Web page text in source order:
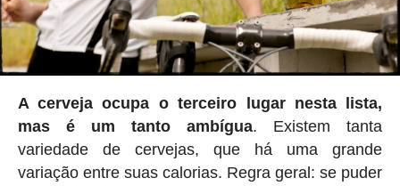
A cerveja ocupa o terceiro lugar nesta lista,
mas é um tanto ambígua. Existem tanta
variedade de cervejas, que há uma grande
variação entre suas calorias. Regra geral: se puder